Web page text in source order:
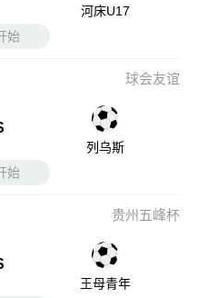
河床U17
始
球会友谊
列乌斯
始
贵州五峰杯
王母青年